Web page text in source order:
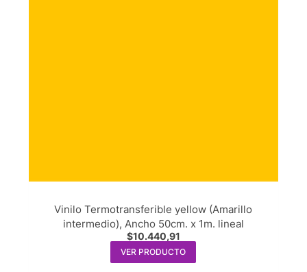
Vinilo Termotransferible yellow (Amarillo
intermedio), Ancho 50cm. x 1m. lineal
$10.440,91
VER PRODUCTO